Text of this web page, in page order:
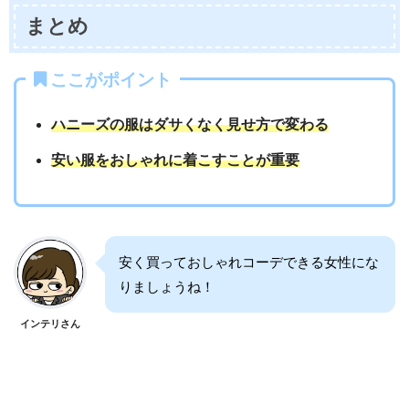
まとめ
ここがポイント
ハニーズの服はダサくなく見せ方で変わる
安い服をおしゃれに着こすことが重要
インテリさん
安く買っておしゃれコーデできる女性にな
りましょうね！